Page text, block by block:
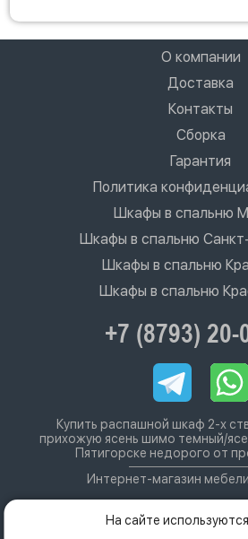
О компании
Доставка
Контакты
Сборка
Гарантия
Политика
Шкафы в спальню
Шкафы в спальню
Шкафы в спальню
Шкафы в спальню
+7 (8793) 20-
Купить распашной шкаф 2-х
прихожую ясень шимо темный/
Пятигорске недорого от
Интернет-магазин
На сайте используются